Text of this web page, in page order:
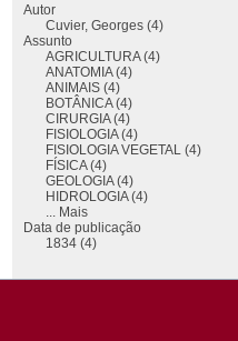
Autor
Cuvier, Georges (4)
Assunto
AGRICULTURA (4)
ANATOMIA (4)
ANIMAIS (4)
BOTÂNICA (4)
CIRURGIA (4)
FISIOLOGIA (4)
FISIOLOGIA VEGETAL (4)
FÍSICA (4)
GEOLOGIA (4)
HIDROLOGIA (4)
... Mais
Data de publicação
1834 (4)